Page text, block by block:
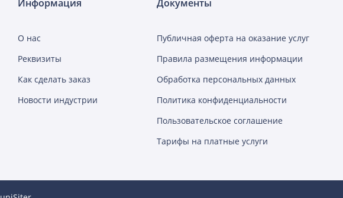
Информация
О нас
Реквизиты
Как сделать заказ
Новости индустрии
Документы
Публичная оферта на оказание услуг
Правила размещения информации
Обработка персональных данных
Политика конфиденциальности
Пользовательское соглашение
Тарифы на платные услуги